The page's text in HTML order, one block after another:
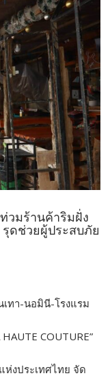
วมร้านค้าริมฝั่ง
รุดช่วยผู้ประสบภัย
เทา-นอมินี-โรงแรม
COUTURE”
ห่งประเทศไทย จัด